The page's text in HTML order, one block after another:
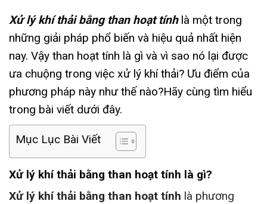
Xử lý khí thải bằng than hoạt tínhlà một trong
những giải pháp phổ biến và hiệu quả nhất hiện
nay. Vậy than hoạt tính là gì và vì sao nó lại được
ưa chuộng trong việc xử lý khí thải? Ưu điểm của
phương pháp này như thế nào?Hãy cùng tìm hiểu
trong bài viết dưới đây.
Mục Lục Bài Viết
Xử lý khí thải bằng than hoạt tính là gì?
Xử lý khí thải bằng than hoạt tính là phương